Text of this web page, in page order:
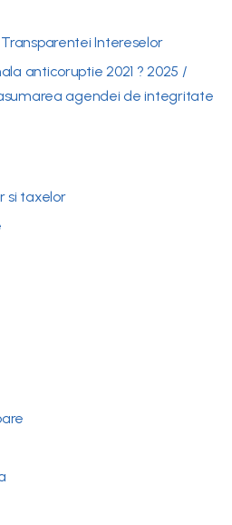
Intereselor
anticoruptie 2021 ? 2025 /
agendei de integritate
si taxelor